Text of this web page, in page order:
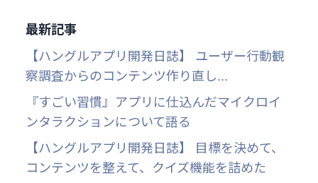
最新記事
【ハングルアプリ開発日誌】 ユーザー行動観
察調査からのコンテンツ作り直し...
『すごい習慣』アプリに仕込んだマイクロイ
ンタラクションについて語る
【ハングルアプリ開発日誌】 目標を決めて、
コンテンツを整えて、クイズ機能を詰めた